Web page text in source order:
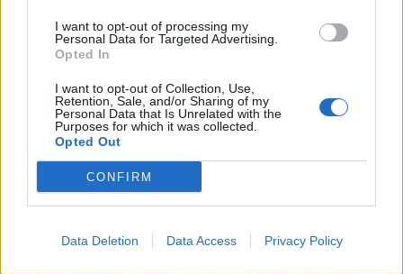
I want to opt-out of processing my
Personal Data for Targeted Advertising.
Opted In
I want to opt-out of Collection, Use,
Retention, Sale, and/or Sharing of my
Personal Data that Is Unrelated with the
Purposes for which it was collected.
Opted Out
CONFIRM
Data Deletion Data Access Privacy Policy
Empresas destacadas en
Oviedo